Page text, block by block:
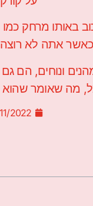
באותו מרחק
אתה לא רוצה
ונוחים, הם גם
מה שאומר שהוא
2022